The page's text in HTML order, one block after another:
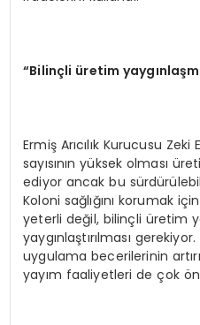
“Bilinçli üretim yaygınlaş
Ermiş Arıcılık Kurucusu
sayısının yüksek olması
ediyor ancak bu
Koloni sağlığını korumak
yeterli değil, bilinçli üretim
yaygınlaştırılması
uygulama becerilerinin
yayım faaliyetleri de çok